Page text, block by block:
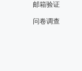
邮箱验证
问卷调查